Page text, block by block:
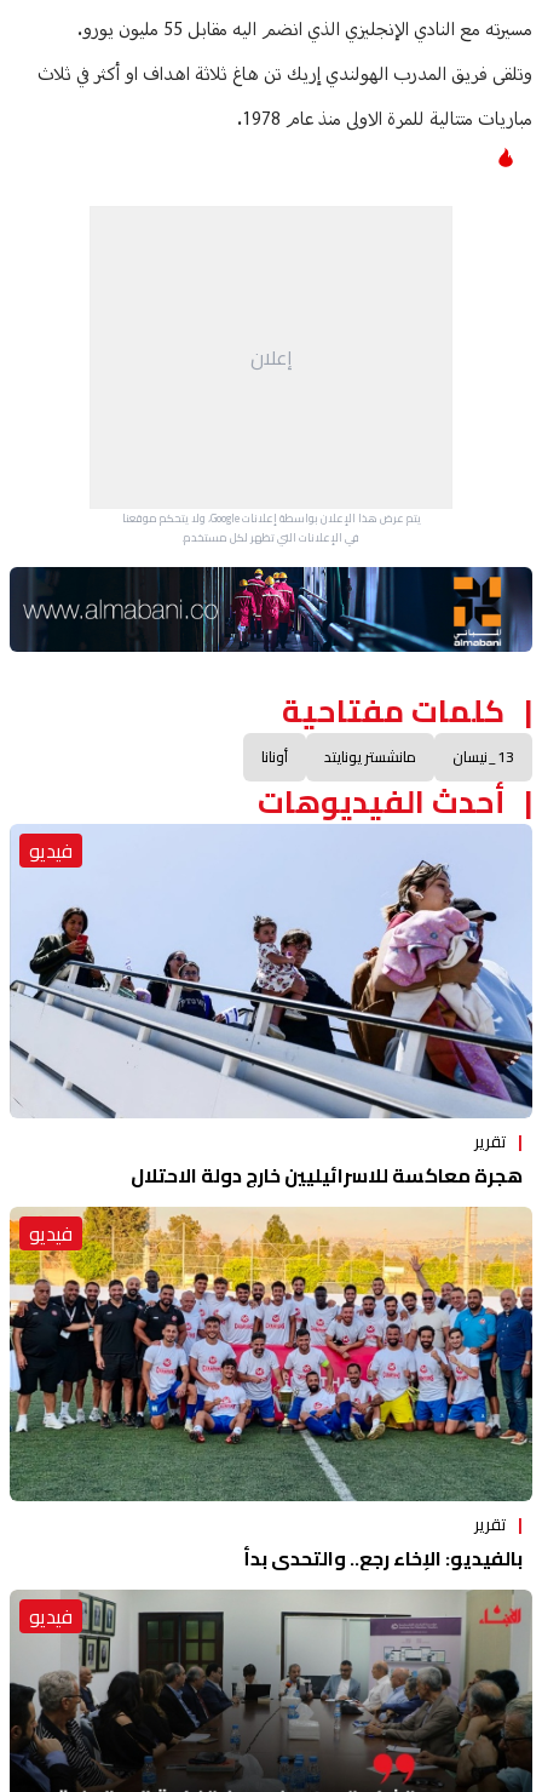
مسيرته مع النادي الإنجليزي الذي انضم اليه مقابل 55 مليون يورو.
وتلقى فريق المدرب الهولندي إريك تن هاغ ثلاثة اهداف او أكثر في ثلاث
مباريات متتالية للمرة الاولى منذ عام 1978.
إعلان
يتم عرض هذا الإعلان بواسطة إعلانات Google، ولا يتحكم موقعنا
في الإعلانات التي تظهر لكل مستخدم.
Advertisement Section
كلمات مفتاحية
13_نيسان مانشستر يونايتد أونانا
أحدث الفيديوهات
فيديو
تقرير
هجرة معاكسة للاسرائيليين خارج دولة الاحتلال
فيديو
تقرير
بالفيديو: الإخاء رجع.. والتحدي بدأ
فيديو